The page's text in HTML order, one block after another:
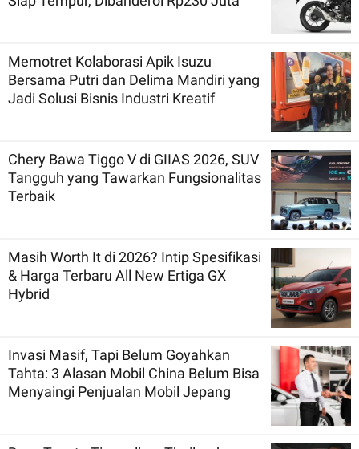
Memotret Kolaborasi Apik Isuzu
Bersama Putri dan Delima Mandiri yang
Jadi Solusi Bisnis Industri Kreatif
Chery Bawa Tiggo V di GIIAS 2026, SUV
Tangguh yang Tawarkan Fungsionalitas
Terbaik
Masih Worth It di 2026? Intip Spesifikasi
& Harga Terbaru All New Ertiga GX
Hybrid
Invasi Masif, Tapi Belum Goyahkan
Tahta: 3 Alasan Mobil China Belum Bisa
Menyaingi Penjualan Mobil Jepang